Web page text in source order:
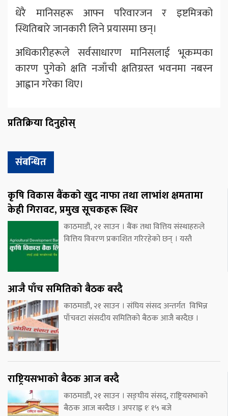
धेरै मानिसहरू आफ्न परिवारजन र इष्टमित्रको
स्थितिबारे जानकारी लिने प्रयासमा छन्।
अधिकारीहरूले सर्वसाधारण मानिसलाई भूकम्पका
कारण पुगेको क्षति नजाँची क्षतिग्रस्त भवनमा नबस्न
आह्वान गरेका थिए।
प्रतिक्रिया दिनुहोस्
संबन्धित
कृषि विकास बैंकको खुद नाफा तथा लाभांश क्षमतामा
केही गिरावट, प्रमुख सूचकहरू स्थिर
काठमाडौं, २१ साउन । बैंक तथा वित्तिय संस्थाहरुले
वित्तिय विवरण प्रकाशित गरिरहेको छन् । यस्तै
आजै पाँच समितिको बैठक बस्दै
काठमाडौं, २१ साउन । संघिय संसद अन्तर्गत विभिन्न
पाँचवटा संसदीय समितिको बैठक आजै बस्दैछ ।
राष्ट्रियसभाको बैठक आज बस्दै
काठमाडौं, २१ साउन । सङ्घीय संसद्, राष्ट्रियसभाको
बैठक आज बस्दैछ । अपराह्न १ः १५ बजे